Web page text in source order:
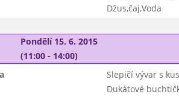
Džus,čaj,Voda
Pondělí 15. 6. 2015
(11:00 - 14:00)
Slepičí vývar s
Dukátové